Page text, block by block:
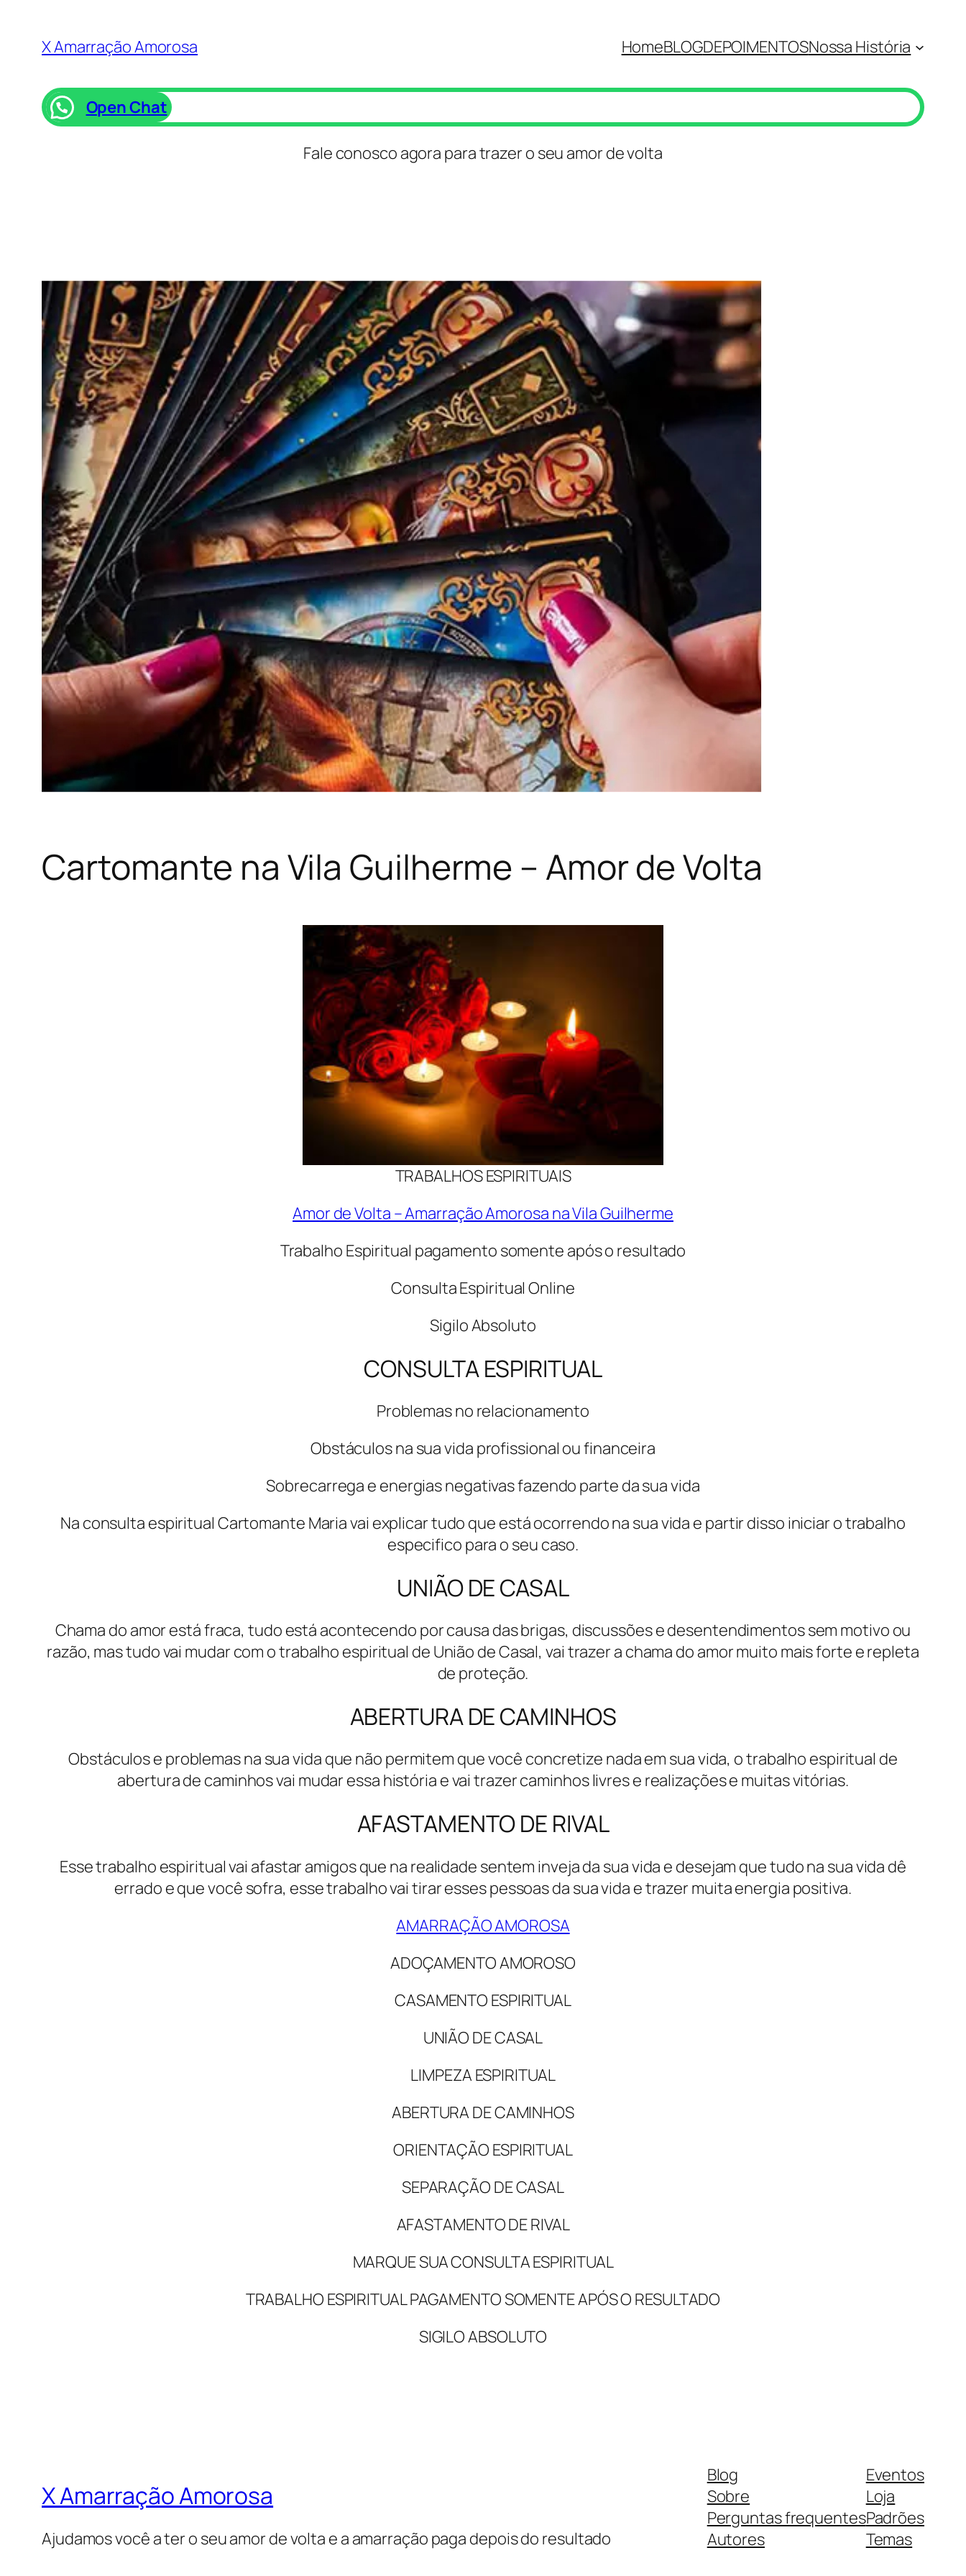
X Amarração Amorosa HomeBLOGDEPOIMENTOSNossa História
Open Chat
Fale conosco agora para trazer o seu amor de volta
Cartomante na Vila Guilherme – Amor de Volta
TRABALHOS ESPIRITUAIS
Amor de Volta – Amarração Amorosa na Vila Guilherme
Trabalho Espiritual pagamento somente após o resultado
Consulta Espiritual Online
Sigilo Absoluto
CONSULTA ESPIRITUAL
Problemas no relacionamento
Obstáculos na sua vida profissional ou financeira
Sobrecarrega e energias negativas fazendo parte da sua vida
Na consulta espiritual Cartomante Maria vai explicar tudo que está ocorrendo na sua vida e partir disso iniciar o trabalho
especifico para o seu caso.
UNIÃO DE CASAL
Chama do amor está fraca, tudo está acontecendo por causa das brigas, discussões e desentendimentos sem motivo ou
razão, mas tudo vai mudar com o trabalho espiritual de União de Casal, vai trazer a chama do amor muito mais forte e repleta
de proteção.
ABERTURA DE CAMINHOS
Obstáculos e problemas na sua vida que não permitem que você concretize nada em sua vida, o trabalho espiritual de
abertura de caminhos vai mudar essa história e vai trazer caminhos livres e realizações e muitas vitórias.
AFASTAMENTO DE RIVAL
Esse trabalho espiritual vai afastar amigos que na realidade sentem inveja da sua vida e desejam que tudo na sua vida dê
errado e que você sofra, esse trabalho vai tirar esses pessoas da sua vida e trazer muita energia positiva.
AMARRAÇÃO AMOROSA
ADOÇAMENTO AMOROSO
CASAMENTO ESPIRITUAL
UNIÃO DE CASAL
LIMPEZA ESPIRITUAL
ABERTURA DE CAMINHOS
ORIENTAÇÃO ESPIRITUAL
SEPARAÇÃO DE CASAL
AFASTAMENTO DE RIVAL
MARQUE SUA CONSULTA ESPIRITUAL
TRABALHO ESPIRITUAL PAGAMENTO SOMENTE APÓS O RESULTADO
SIGILO ABSOLUTO
X Amarração Amorosa
Ajudamos você a ter o seu amor de volta e a amarração paga depois do resultado
Blog
Sobre
Perguntas frequentes
Autores
Eventos
Loja
Padrões
Temas